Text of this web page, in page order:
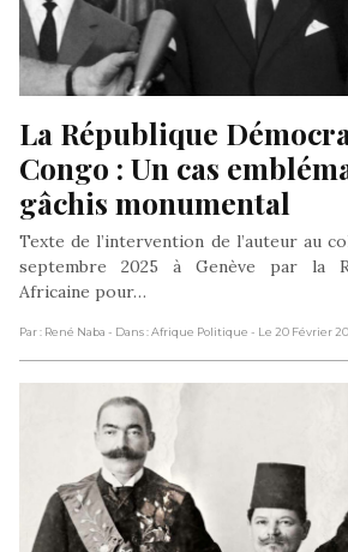
La République
Congo : Un cas
gâchis monumental
Texte de l’intervention de l’auteur au
septembre 2025 à Genève par la
Africaine pour…
Par : René Naba - Dans : Afrique Politique - Le 20 Février